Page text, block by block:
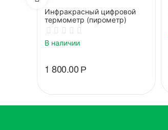
Инфракрасный цифровой
термометр (пирометр)
В наличии
1 800.00Р